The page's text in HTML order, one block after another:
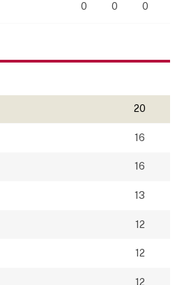
0 0 0
20
16
16
13
12
12
12